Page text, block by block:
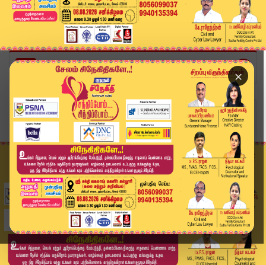
×
Home
வீடியோ ஸ்டோரி
வெனிசுலாவில் ஏற்பட்ட சக்திவாய்ந்த நிலநடுக்கம் த...